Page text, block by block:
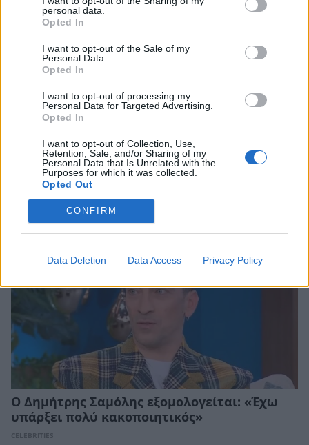
personal data.
Opted In
I want to opt-out of the Sale of my
Personal Data.
Opted In
I want to opt-out of processing my
Personal Data for Targeted Advertising.
Opted In
I want to opt-out of Collection, Use,
Retention, Sale, and/or Sharing of my
Personal Data that Is Unrelated with the
Purposes for which it was collected.
Opted Out
CONFIRM
Data Deletion Data Access Privacy Policy
Αλεξάνδρα Νίκα: Η νέα ανάρτηση με τον γιο
της Βασίλη και τα στιγμιότυπα στο σκάφος
CELEBRITIES
Ο Δημήτρης Σαμόλης εξομολογείται: «Έχω
υπάρξει πολύ κακοποιητικός»
CELEBRITIES